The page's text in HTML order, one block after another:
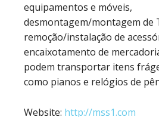
equipamentos e móveis,
desmontagem/montagem de
remoção/instalação de
encaixotamento de
podem transportar itens
como pianos e relógios de
Website: http://mss1.com